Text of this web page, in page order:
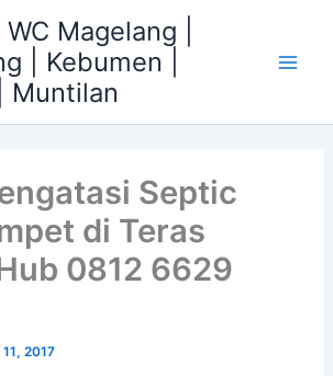
Magelang |
| Kebumen |
Muntilan
Septic
di Teras
0812 6629
2017